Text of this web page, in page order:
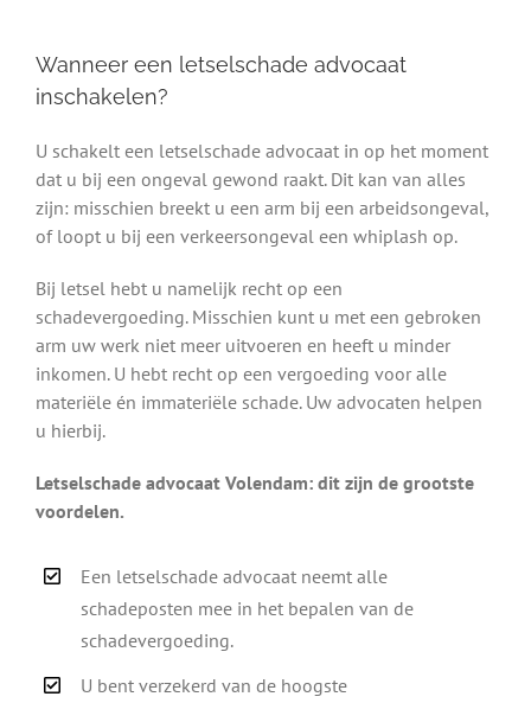
Wanneer een letselschade advocaat
inschakelen?
U schakelt een letselschade advocaat in op het moment
dat u bij een ongeval gewond raakt. Dit kan van alles
zijn: misschien breekt u een arm bij een arbeidsongeval,
of loopt u bij een verkeersongeval een whiplash op.
Bij letsel hebt u namelijk recht op een
schadevergoeding. Misschien kunt u met een gebroken
arm uw werk niet meer uitvoeren en heeft u minder
inkomen. U hebt recht op een vergoeding voor alle
materiële én immateriële schade. Uw advocaten helpen
u hierbij.
Letselschade advocaat Volendam: dit zijn de grootste
voordelen.
Een letselschade advocaat neemt alle
schadeposten mee in het bepalen van de
schadevergoeding.
U bent verzekerd van de hoogste